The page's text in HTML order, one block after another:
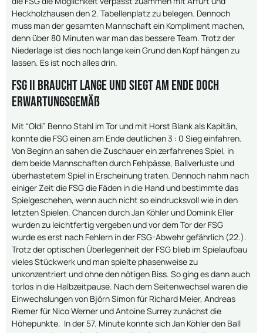
Heckholzhausen den 2. Tabellenplatz zu belegen. Dennoch
muss man der gesamten Mannschaft ein Kompliment machen,
denn über 80 Minuten war man das bessere Team. Trotz der
Niederlage ist dies noch lange kein Grund den Kopf hängen zu
lassen. Es ist noch alles drin.
FSG II braucht lange und siegt am Ende doch
erwartungsgemäß
Mit “Oldi” Benno Stahl im Tor und mit Horst Blank als Kapitän,
konnte die FSG einen am Ende deutlichen 3 : 0 Sieg einfahren.
Von Beginn an sahen die Zuschauer ein zerfahrenes Spiel, in
dem beide Mannschaften durch Fehlpässe, Ballverluste und
überhastetem Spiel in Erscheinung traten. Dennoch nahm nach
einiger Zeit die FSG die Fäden in die Hand und bestimmte das
Spielgeschehen, wenn auch nicht so eindrucksvoll wie in den
letzten Spielen. Chancen durch Jan Köhler und Dominik Eller
wurden zu leichtfertig vergeben und vor dem Tor der FSG
wurde es erst nach Fehlern in der FSG-Abwehr gefährlich (22.).
Trotz der optischen Überlegenheit der FSG blieb im Spielaufbau
vieles Stückwerk und man spielte phasenweise zu
unkonzentriert und ohne den nötigen Biss. So ging es dann auch
torlos in die Halbzeitpause. Nach dem Seitenwechsel waren die
Einwechslungen von Björn Simon für Richard Meier, Andreas
Riemer für Nico Werner und Antoine Surrey zunächst die
Höhepunkte. In der 57. Minute konnte sich Jan Köhler den Ball